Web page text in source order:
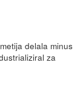
delala minus
za